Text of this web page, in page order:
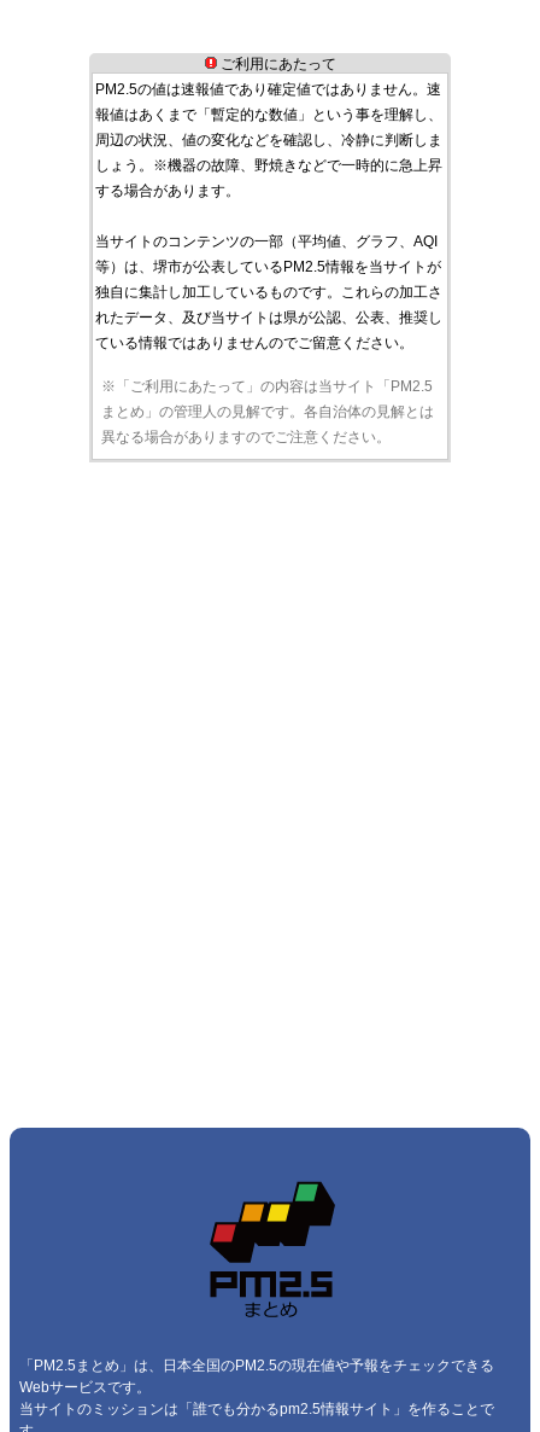
ご利用にあたって
PM2.5の値は速報値であり確定値ではありません。速
報値はあくまで「暫定的な数値」という事を理解し、
周辺の状況、値の変化などを確認し、冷静に判断しま
しょう。※機器の故障、野焼きなどで一時的に急上昇
する場合があります。
当サイトのコンテンツの一部（平均値、グラフ、AQI
等）は、堺市が公表しているPM2.5情報を当サイトが
独自に集計し加工しているものです。これらの加工さ
れたデータ、及び当サイトは県が公認、公表、推奨し
ている情報ではありませんのでご留意ください。
※「ご利用にあたって」の内容は当サイト「PM2.5
まとめ」の管理人の見解です。各自治体の見解とは
異なる場合がありますのでご注意ください。
「PM2.5まとめ」は、日本全国のPM2.5の現在値や予報をチェックできる
Webサービスです。
当サイトのミッションは「誰でも分かるpm2.5情報サイト」を作ることで